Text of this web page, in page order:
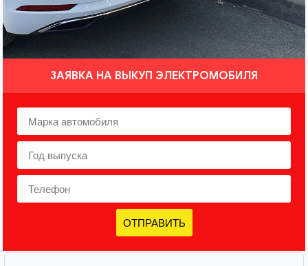
ЗАЯВКА НА ВЫКУП ЭЛЕКТРОМОБИЛЯ
ОТПРАВИТЬ